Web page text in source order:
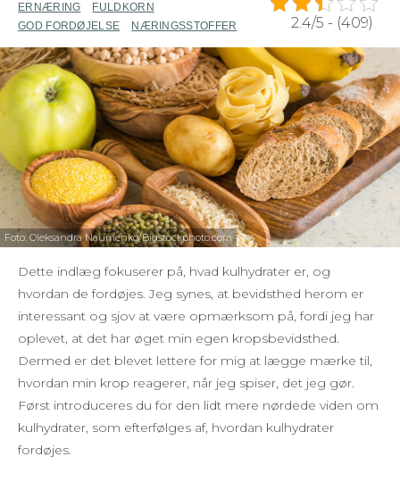
ERNÆRING
FULDKORN
GOD FORDØJELSE
NÆRINGSSTOFFER 2.4/5 - (409)
Foto: Oleksandra Naumenko/Bigstockphoto.com
Dette indlæg fokuserer på, hvad kulhydrater er, og
hvordan de fordøjes. Jeg synes, at bevidsthed herom er
interessant og sjov at være opmærksom på, fordi jeg har
oplevet, at det har øget min egen kropsbevidsthed.
Dermed er det blevet lettere for mig at lægge mærke til,
hvordan min krop reagerer, når jeg spiser, det jeg gør.
Først introduceres du for den lidt mere nørdede viden om
kulhydrater, som efterfølges af, hvordan kulhydrater
fordøjes.